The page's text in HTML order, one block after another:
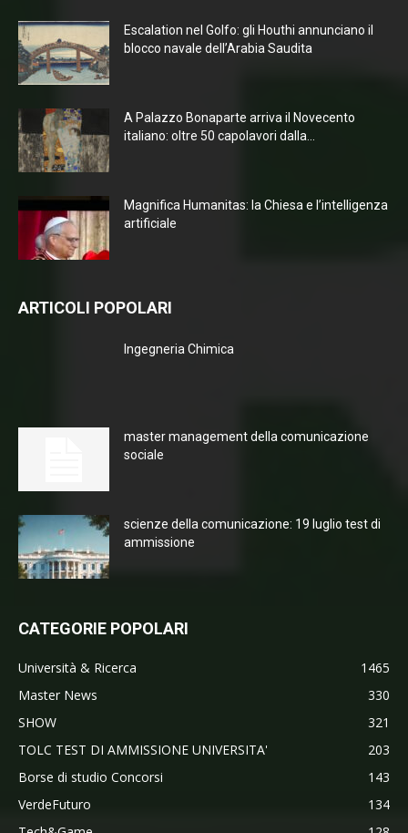
Escalation nel Golfo: gli Houthi annunciano il
blocco navale dell’Arabia Saudita
A Palazzo Bonaparte arriva il Novecento
italiano: oltre 50 capolavori dalla...
Magnifica Humanitas: la Chiesa e l’intelligenza
artificiale
ARTICOLI POPOLARI
Ingegneria Chimica
master management della comunicazione
sociale
scienze della comunicazione: 19 luglio test di
ammissione
CATEGORIE POPOLARI
Università & Ricerca
1465
Master News
330
SHOW
321
TOLC TEST DI AMMISSIONE UNIVERSITA'
203
Borse di studio Concorsi
143
VerdeFuturo
134